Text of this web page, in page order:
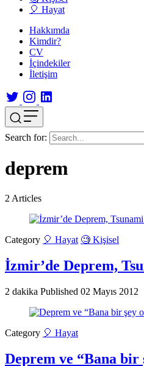
🎈 Hayat
Hakkımda
Kimdir?
CV
İçindekiler
İletişim
Search for:
deprem
2 Articles
Category 🎈 Hayat 🧐 Kişisel
İzmir’de Deprem,
2 dakika Published 02 Mayıs 2012
Category 🎈 Hayat
Deprem ve “Bana bir